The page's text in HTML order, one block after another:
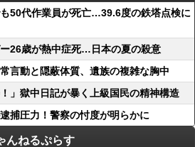
も50代作業員が死亡…39.6度の鉄塔点検に
ー26歳が熱中症死…日本の夏の殺意
言動と隠蔽体質、遺族の複雑な胸中
」獄中日記が暴く上級国民の精神構造
捕圧力！警察の忖度が明らかに
んねるぷらす